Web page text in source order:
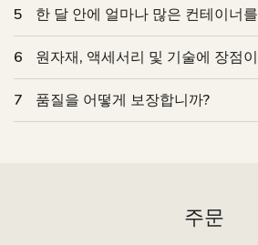
5 한 달 안에 얼마나 많은 컨테이너
6 원자재, 액세서리 및 기술에 장점
7 품질을 어떻게 보장합니까?
주문